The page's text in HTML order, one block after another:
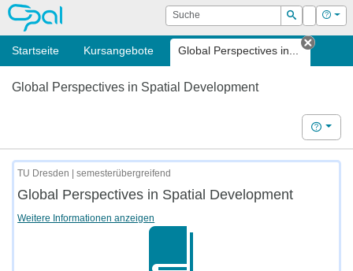
OPAL Suche
Suchen
Login Hilfe
Startseite Kursangebote Global Perspectives in...
Tab
Global Perspectives in Spatial Development
Hilfe
TU Dresden | semesterübergreifend
Global Perspectives in Spatial Development
Weitere Informationen anzeigen